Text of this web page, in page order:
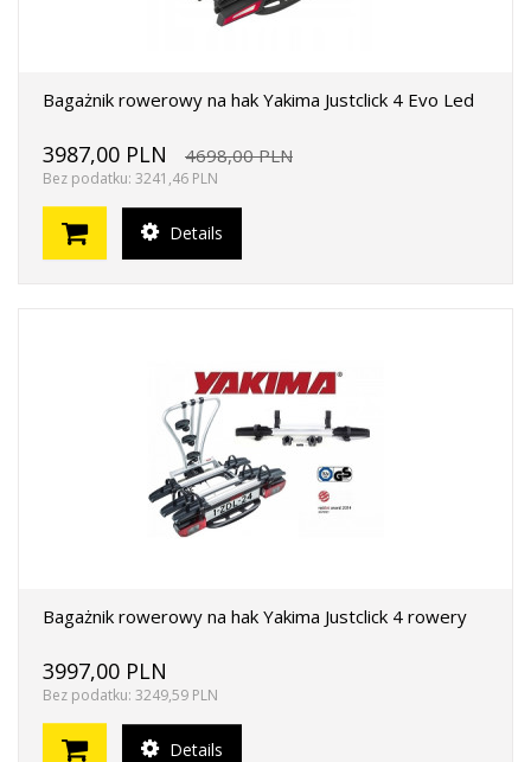
Bagażnik rowerowy na hak Yakima Justclick 4 Evo Led
3987,00 PLN 4698,00 PLN
Bez podatku: 3241,46 PLN
Details
Bagażnik rowerowy na hak Yakima Justclick 4 rowery
3997,00 PLN
Bez podatku: 3249,59 PLN
Details